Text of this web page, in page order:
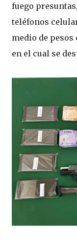
fuego
teléfonos
medio de pesos
en el cual se